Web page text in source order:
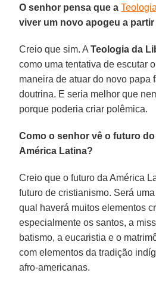
O senhor pensa que a
viver um novo apogeu a
Creio que sim. ATeologia da
como uma tentativa de escutar
maneira de atuar do novo papa
doutrina. E seria melhor que
porque poderia criar polêmica.
Como o senhor vê o futuro
América Latina?
Creio que o futuro da América
futuro de cristianismo. Será
qual haverá muitos elementos
especialmente os santos, a
batismo, a eucaristia e o
com elementos da tradição
afro-americanas.